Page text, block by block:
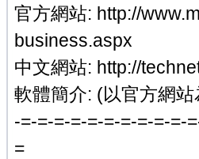
官方網站: http://
business.aspx
中文網站: http://
軟體簡介: (以官方網站
-=-=-=-=-=-=-=-=-=-=-
=